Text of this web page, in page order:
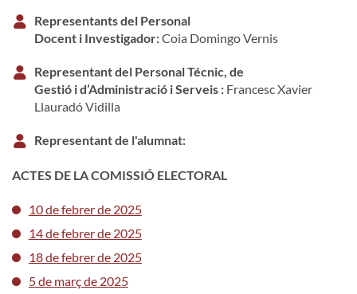
Representants del Personal
Docent i Investigador:Coia Domingo Vernis
Representant del Personal Técnic, de
Gestió i d’Administració i Serveis : Francesc Xavier
Llauradó Vidilla
Representant de l'alumnat:
ACTES DE LA COMISSIÓ ELECTORAL
10 de febrer de 2025
14 de febrer de 2025
18 de febrer de 2025
5 de març de 2025